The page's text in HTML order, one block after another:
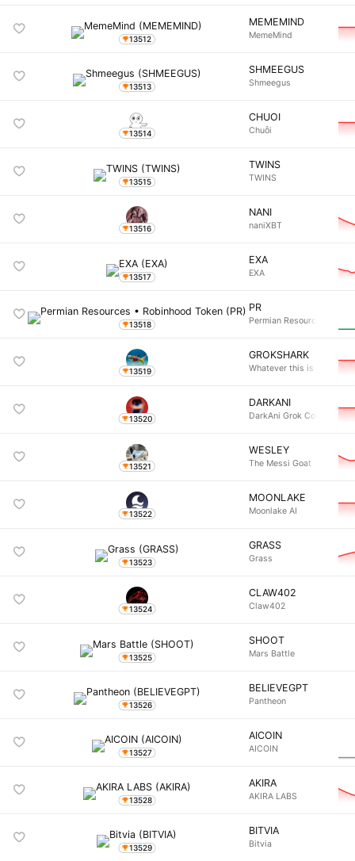
13512
MEMEMIND
MemeMind
13513
SHMEEGUS
Shmeegus
13514
CHUOI
Chuỗi
13515
TWINS
TWINS
13516
NANI
naniXBT
13517
EXA
13518 Permian Resources •
13519
GROKSHARK
Whatever this is
13520
DARKANI
DarkAni Grok
13521
WESLEY
The Messi Goat
13522
MOONLAKE
Moonlake AI
13523
GRASS
Grass
13524
CLAW402
Claw402
13525
SHOOT
Mars Battle
13526
BELIEVEGPT
Pantheon
13527
AICOIN
AICOIN
13528
AKIRA
AKIRA LABS
13529
BITVIA
Bitvia